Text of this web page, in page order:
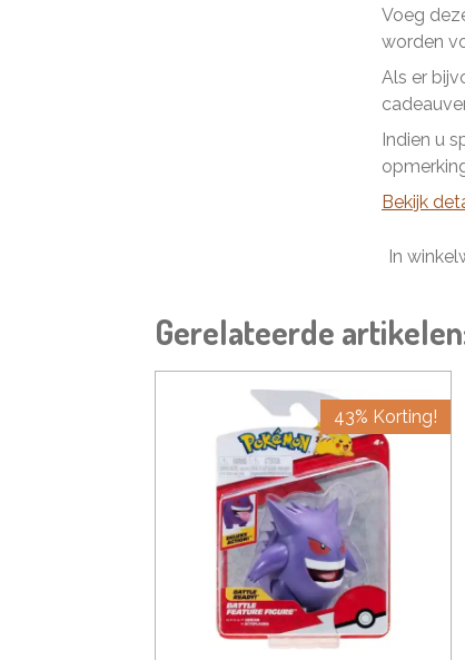
Voeg
worden
Als er
Indien u
Bekijk
In
Gerelateerde
43% Korting!